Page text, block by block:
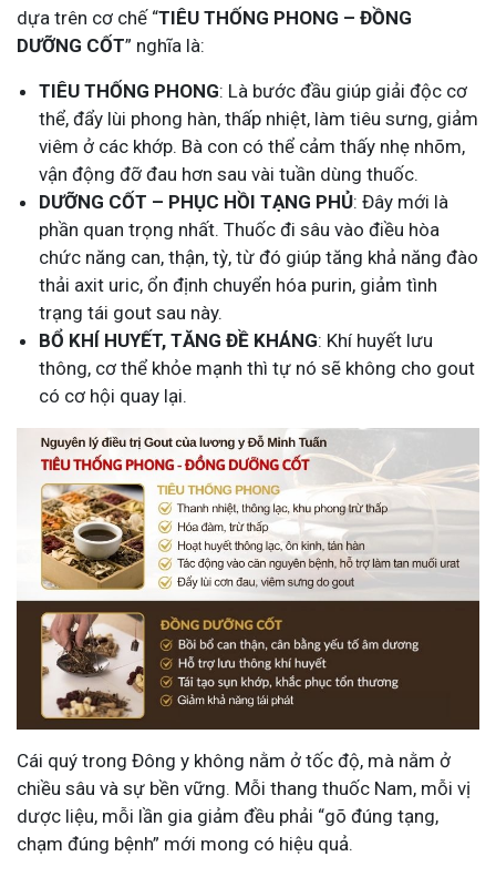
dựa trên cơ chế “TIÊU THỐNG PHONG – ĐỒNG
DƯỠNG CỐT” nghĩa là:
TIÊU THỐNG PHONG: Là bước đầu giúp giải độc cơ
thể, đẩy lùi phong hàn, thấp nhiệt, làm tiêu sưng, giảm
viêm ở các khớp. Bà con có thể cảm thấy nhẹ nhõm,
vận động đỡ đau hơn sau vài tuần dùng thuốc.
DƯỠNG CỐT – PHỤC HỒI TẠNG PHỦ: Đây mới là
phần quan trọng nhất. Thuốc đi sâu vào điều hòa
chức năng can, thận, tỳ, từ đó giúp tăng khả năng đào
thải axit uric, ổn định chuyển hóa purin, giảm tình
trạng tái gout sau này.
BỔ KHÍ HUYẾT, TĂNG ĐỀ KHÁNG: Khí huyết lưu
thông, cơ thể khỏe mạnh thì tự nó sẽ không cho gout
có cơ hội quay lại.
Cái quý trong Đông y không nằm ở tốc độ, mà nằm ở
chiều sâu và sự bền vững. Mỗi thang thuốc Nam, mỗi vị
dược liệu, mỗi lần gia giảm đều phải “gõ đúng tạng,
chạm đúng bệnh” mới mong có hiệu quả.